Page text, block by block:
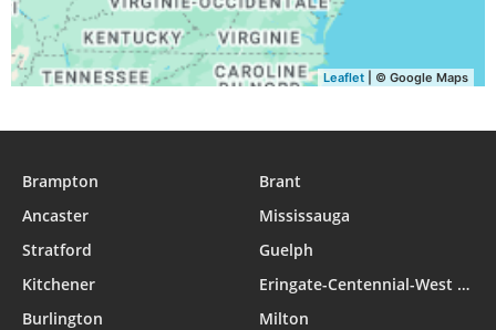
Leaflet | © Google Maps
Brampton
Brant
Ancaster
Mississauga
Stratford
Guelph
Kitchener
Eringate-Centennial-West Deane
Burlington
Milton